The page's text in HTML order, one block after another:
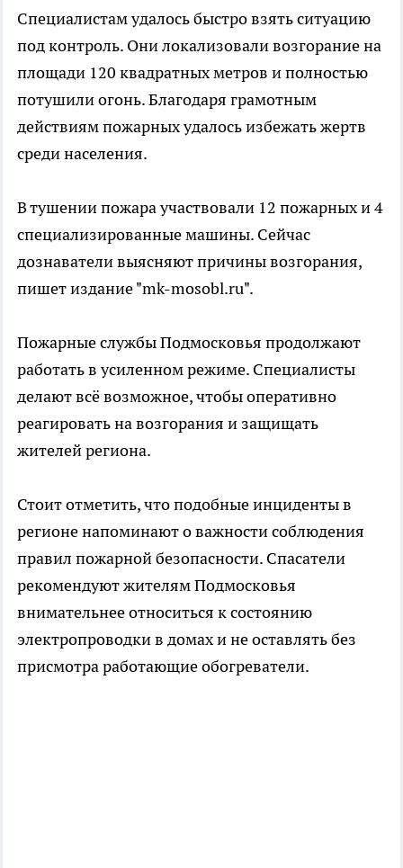
Специалистам удалось быстро взять ситуацию
под контроль. Они локализовали возгорание на
площади 120 квадратных метров и полностью
потушили огонь. Благодаря грамотным
действиям пожарных удалось избежать жертв
среди населения.
В тушении пожара участвовали 12 пожарных и 4
специализированные машины. Сейчас
дознаватели выясняют причины возгорания,
пишет издание "mk-mosobl.ru".
Пожарные службы Подмосковья продолжают
работать в усиленном режиме. Специалисты
делают всё возможное, чтобы оперативно
реагировать на возгорания и защищать
жителей региона.
Стоит отметить, что подобные инциденты в
регионе напоминают о важности соблюдения
правил пожарной безопасности. Спасатели
рекомендуют жителям Подмосковья
внимательнее относиться к состоянию
электропроводки в домах и не оставлять без
присмотра работающие обогреватели.